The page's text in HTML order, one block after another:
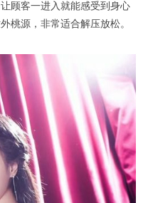
顾客一进入就能感受到身心
桃源，非常适合解压放松。